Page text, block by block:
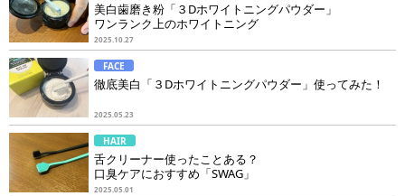
ダイエット
理容室
美白歯磨き粉「３Dホワイトニングパウダー」
ワンランク上のホワイトニング
2025.10.27
FACE
徹底美白「３Dホワイトニングパウダー」使ってみた！
2025.05.23
HAIR
舌クリーナー使ったことある？
口臭ケアにおすすめ「SWAG」
2025.05.01